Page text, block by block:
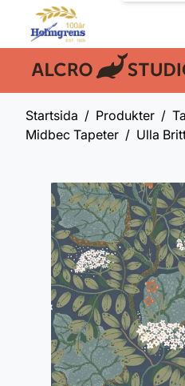
En del av:
Startsida Produkter
Midbec Tapeter
Ulla